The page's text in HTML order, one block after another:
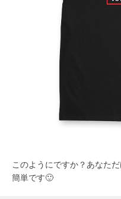
このようにですか？あなた
簡単です🙂